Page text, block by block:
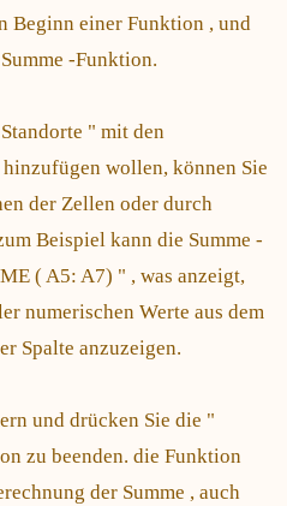
Beginn einer Funktion , und
-Funktion.
" mit den
wollen, können Sie
der Zellen oder durch
Beispiel kann die Summe -
( A5: A7) " , was anzeigt,
numerischen Werte aus dem
Spalte anzuzeigen.
und drücken Sie die "
zu beenden. die Funktion
der Summe , auch